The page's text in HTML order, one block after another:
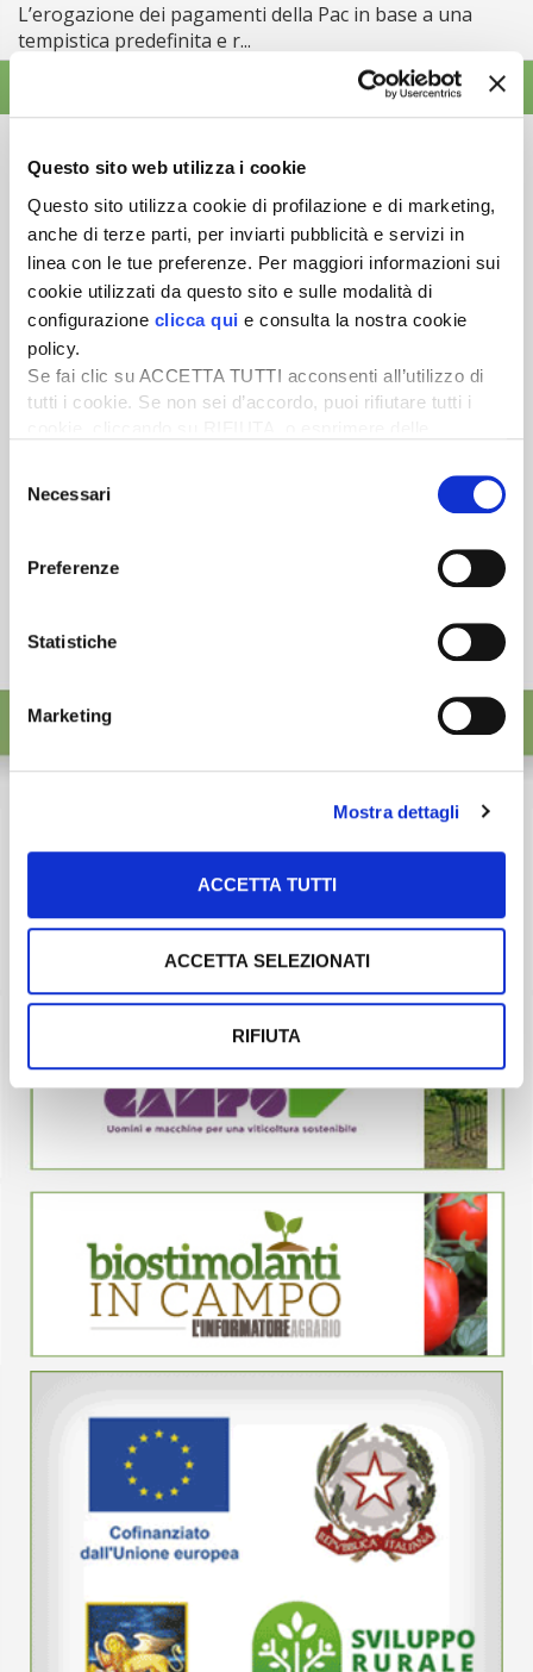
Questo sito web utilizza i cookie
Questo sito utilizza cookie di profilazione e di marketing,
anche di terze parti, per inviarti pubblicità e servizi in
linea con le tue preferenze. Per maggiori informazioni sui
cookie utilizzati da questo sito e sulle modalità di
configurazione clicca qui e consulta la nostra cookie
policy.
Se fai clic su ACCETTA TUTTI acconsenti all’utilizzo di
tutti i cookie. Se non sei d’accordo, puoi rifiutare tutti i
desideri accettare e cliccando ACCETTA SELEZIONATI.
delNecessari
Preferenze
Statistiche
Marketing
Mostra dettagli
ACCETTA TUTTI
ACCETTA SELEZIONATI
RIFIUTA
L’erogazione dei pagamenti della Pac in base a una
tempistica predefinita e r...
Newsletter
Scopri un servizio d'informazione di alta qualità. Tagliato sulle tue
esigenze.